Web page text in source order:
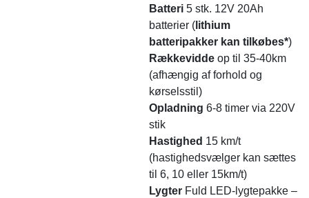
Batteri 5 stk. 12V 20Ah
batterier ( lithium
batteripakker kan tilkøbes*)
Rækkevidde op til 35-40km
(afhængig af forhold og
kørselsstil)
Opladning 6-8 timer via 220V
stik
Hastighed 15 km/t
(hastighedsvælger kan sættes
til 6, 10 eller 15km/t)
Lygter Fuld LED-lygtepakke –